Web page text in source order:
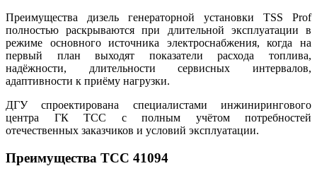
Преимущества дизель генераторной установки TSS Prof
полностью раскрываются при длительной эксплуатации в
режиме основного источника электроснабжения, когда на
первый план выходят показатели расхода топлива,
надёжности, длительности сервисных интервалов,
адаптивности к приёму нагрузки.
ДГУ спроектирована специалистами инжинирингового
центра ГК ТСС с полным учётом потребностей
отечественных заказчиков и условий эксплуатации.
Преимущества ТСС 41094